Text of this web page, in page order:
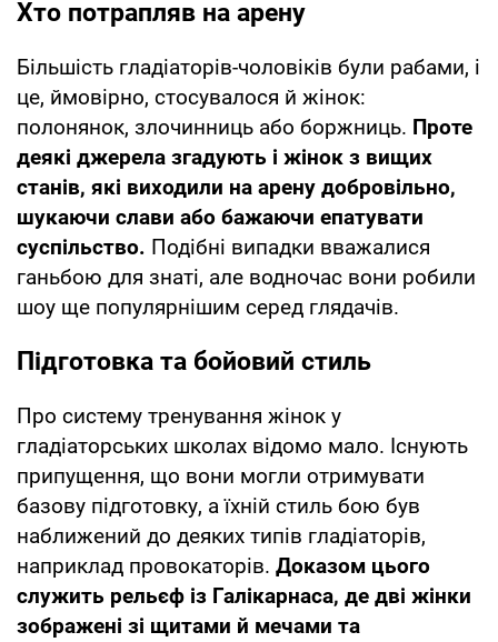
Хто потрапляв на арену
Більшість гладіаторів-чоловіків були рабами, і
це, ймовірно, стосувалося й жінок:
полонянок, злочинниць або боржниць. Проте
деякі джерела згадують і жінок з вищих
станів, які виходили на арену добровільно,
шукаючи слави або бажаючи епатувати
суспільство. Подібні випадки вважалися
ганьбою для знаті, але водночас вони робили
шоу ще популярнішим серед глядачів.
Підготовка та бойовий стиль
Про систему тренування жінок у
гладіаторських школах відомо мало. Існують
припущення, що вони могли отримувати
базову підготовку, а їхній стиль бою був
наближений до деяких типів гладіаторів,
наприклад провокаторів. Доказом цього
служить рельєф із Галікарнаса, де дві жінки
зображені зі щитами й мечами та